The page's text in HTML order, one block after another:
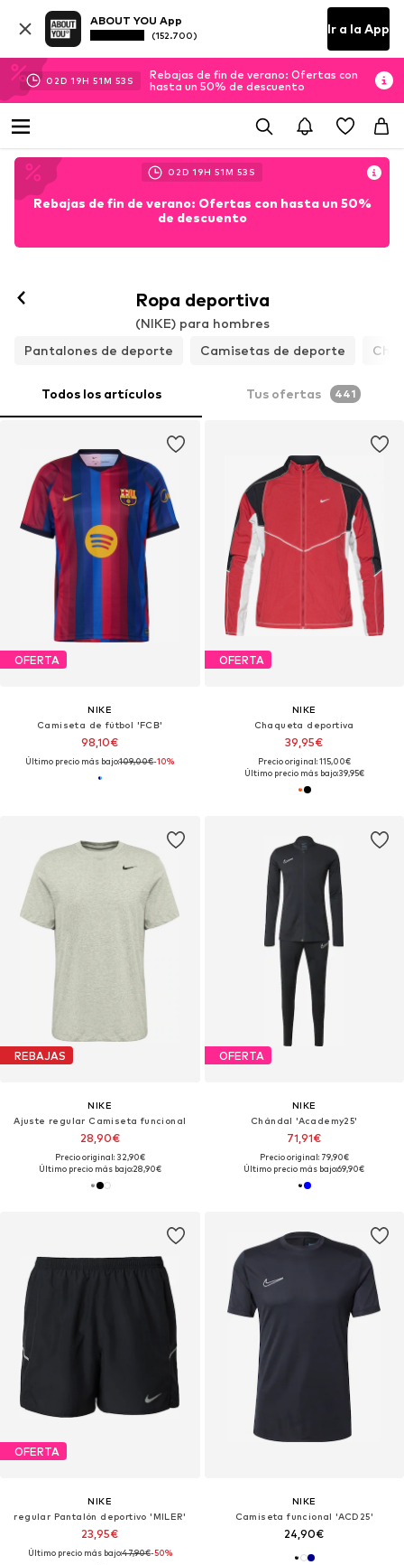
ABOUT YOU App
(152.700) Ir a la App
02D 19H 51M 51 S
Rebajas de fin de verano: Ofertas con
hasta un 50% de descuento
02D 19H 51M 51 S
Rebajas de fin de verano: Ofertas con hasta un 50%
de descuento
Ropa deportiva
(NIKE) para hombres
Pantalones de deporte
Camisetas de deporte
Todos los artículos Tus ofertas 441
OFERTA
NIKE
Camiseta de fútbol 'FCB'
98,10€
Último precio más bajo:109,00€-10%
OFERTA
NIKE
Chaqueta deportiva
39,95€
Precio original: 115,00€
Último precio más bajo:39,95€
REBAJAS
NIKE
Ajuste regular Camiseta funcional
28,90€
Precio original: 32,90€
Último precio más bajo:28,90€
OFERTA
NIKE
Chándal 'Academy25'
71,91€
Precio original: 79,90€
Último precio más bajo:69,90€
OFERTA
NIKE
regular Pantalón deportivo 'MILER'
23,95€
Último precio más bajo:47,90€-50%
NIKE
Camiseta funcional 'ACD25'
24,90€